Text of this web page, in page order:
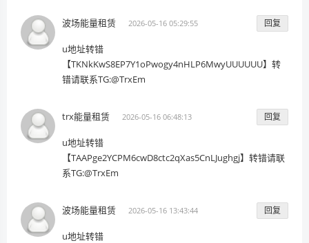
波场能量租赁 2026-05-16 05:29:55 回复
u地址转错
【TKNkKwS8EP7Y1oPwogy4nHLP6MwyUUUUUU】转
错请联系TG:@TrxEm
trx能量租赁 2026-05-16 06:48:13 回复
u地址转错
【TAAPge2YCPM6cwD8ctc2qXas5CnLJughgj】转错请联
系TG:@TrxEm
波场能量租赁 2026-05-16 13:43:44 回复
u地址转错